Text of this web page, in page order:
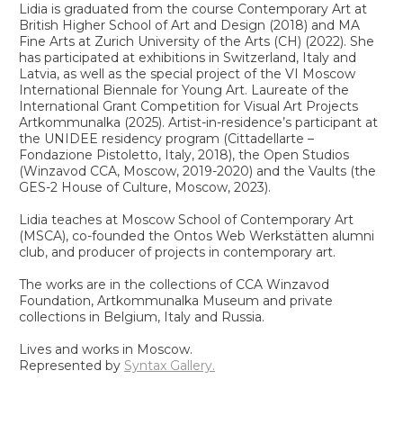
искусства Арткоммуналка (2025). Участница
программ резиденций UNIDEE в Cittadellarte —
Fondazione Pistoletto, Италия (2018), IV сезона
Открытых студий в ЦСИ Винзавод (2019−2020)
и "Сводов" Дома культуры ГЭС-2 (2023).
Преподаватель Московской школы современного
искусства (MSCA), сооснователь клуба выпускников
Ontos Web Werkstätten, продюсер проектов в
области современного искусства.
Работы находятся в коллекции Центра
современного искусства Винзавод, Музея
«Арткоммуналка» и частных собраниях Бельгии,
Италии и России.
Живет и работает в Москве.
Fondazione Pistoletto, Italy, 2018), the Open Studios
(Winzavod CCA, Moscow, 2019-2020) and the Vaults (the
GES-2 House of Culture, Moscow, 2023).
Lidia teaches at Moscow School of Contemporary Art
(MSCA), co-founded the Ontos Web Werkstätten alumni
club, and producer of projects in contemporary art.
The works are in the collections of CCA Winzavod
Foundation, Artkommunalka Museum and private
collections in Belgium, Italy and Russia.
Lives and works in Moscow.
Represented bySyntax Gallery.
Персональные выставки
2025 Widerstandserlebnis. Syntax Gallery, Москва,
Россия
2025 Попытки компромисса. Syntax Highlights, Москва,
2025‭« Невидимые» гóрода. Музей Арткоммуналка,
Коломна, Россия
2023 間 (МА). Syntax Gallery, Москва, Россия
2023 Задним числом. Пространство «Главный
экспонат», Москва, Россия
Избранные групповые выставки
2025 Дом от погреба до чердака. Пространство
ЦЕХЪ. Фестиваль «Перезагрузка». Зарайск, Россия
2025 СветДвиж им.Гастева. МИРА центр, Суздаль,
2024 Чего ты боишься? Винзавод.Гравитация, ЦСИ
Винзавод, Цех Белого и Цех Красного, Москва,
Россия / куратор Елена Селина
2022 Big, Small & Many. Toni Areal, Цюрих, Швейцария
/ кураторы Dominique Lämmli, Nils Röller и Rabea
2022 When Addictions Become Form. Fabrikstrasse,
Берн, Швейцария
2021 Closed Communities. Toni Areal, Цюрих,
Гранты / конкурсы / резиденции
2025 Арткоммуналка. Победитель Международного
грантового конкурса проектов визуального
искусства, Коломна, Россия
Карелия, Россия
2025 СветДвиж им.Гастева. Победитель конкурса на
участие в лаборатории для художников. МИРА
центр, Суздаль, Россия
2023 Клуб друзей. Победитель конкурса проектов
Москва, Россия
2019-2020 Открытые студии. Арт-резиденция, ЦСИ
Винзавод, Москва, Россия
Образование
2022 MA Fine Arts, Zürcher Hochschule der Künste,
Цюрих, Швейцария
2018 Современное искусство, Британская высшая
2016 Курсы «Pre-Foundation» и «Foundation Art and
Design», Британская высшая школа дизайна, Москва,
Россия
2014 Юриспруденция, Российская академия
правосудия, Москва, Россия
Дополнительное образование
2022 Реставрация и переплет книг. Высшая школа
художественных практик и музейных технологий при
РГГУ, Москва, Россия
Пожарского, Москва, Россия
2011 Базовый и продвинутый курсы современной
фотографии. Школа фотографии Cross-Photo, Москва,
Россия
Ярмарки / фестивали
2025 Обертон by Cosmoscow. Ярмарка графики,
Syntax Gallery, Москва, Россия
2025 Фестиваль книг по искусству. Ad Marginem x
2024 Third Place Art Fair. Ярмарка современного
искусства, Санкт-Петербург, Россия
2023 |catalog|. Ярмарка современного искусства,
Syntax Gallery, Москва, Россия
2022 Cosmoscow. X международная ярмарка
Москва, Россия
2021 blazar. Ярмарка молодого современного
искусства, Syntax Gallery, Музей Москвы, Россия
Каталоги
2024 Антология современного искусства.
Винзавод.Гравитация. Авторы: Дарья Пыркина,
Андрей Мороз, Григорий Бакус, Дмитрий Комм,
Россия
2023 間 (МА). Издатель Syntax Gallery х Artika Project,
Москва, Россия
Solo Exhibitions
2025 Widerstandserlebnis. Syntax Gallery, Moscow, Russia
2025 Attempts at Compromise. Syntax Highlights,
2025 Invisibles of the City. Museum ‘Artкommunalka',
Kolomna, Russia
2023 間 (МА). Syntax Gallery, Moscow, Russia
2023 Backdated. Main Exponat Space, Moscow, Russia
Selected Group Exhibitions
2025 House from Cellar to Attic. TSEKHЪ Space. Art